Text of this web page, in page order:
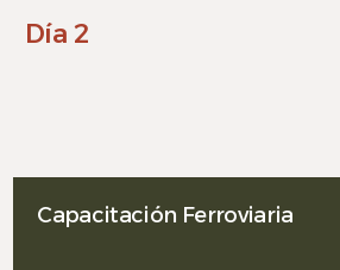
Día 2
Capacitación Ferroviaria